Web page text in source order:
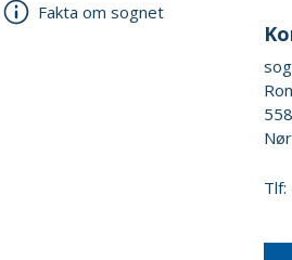
Fakta om sognet